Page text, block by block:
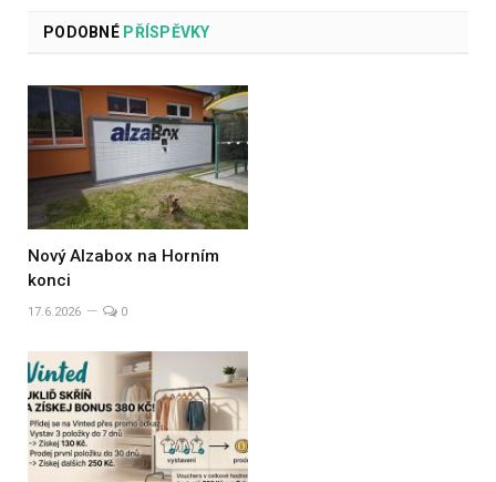
PODOBNÉPŘÍSPĚVKY
Nový Alzabox na Horním
konci
17.6.2026 0